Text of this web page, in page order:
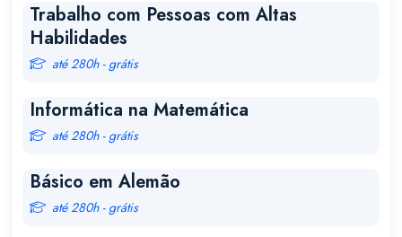
Trabalho com Pessoas com Altas
Habilidades
até 280h - grátis
Informática na Matemática
até 280h - grátis
Básico em Alemão
até 280h - grátis